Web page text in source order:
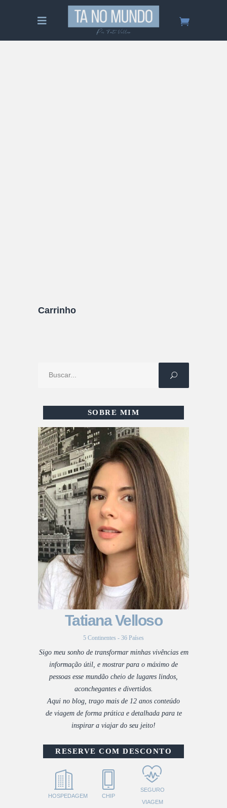
Carrinho
SOBRE MIM
Tatiana Velloso
5 Continentes - 36 Países
Sigo meu sonho de transformar minhas vivências em
informação útil, e mostrar para o máximo de
pessoas esse mundão cheio de lugares lindos,
aconchegantes e divertidos.
Aqui no blog, trago mais de 12 anos conteúdo
de viagem de forma prática e detalhada para te
inspirar a viajar do seu jeito!
RESERVE COM DESCONTO
HOSPEDAGEM CHIP
SEGURO
VIAGEM